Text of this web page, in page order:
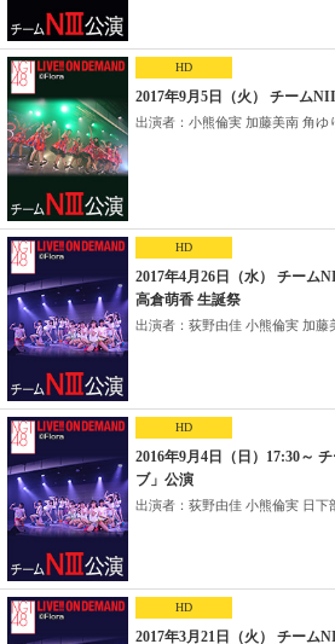
HD
2017年9月5日（火） チーム
出演者：小熊倫実 加藤美南 角ゆ
HD
2017年4月26日（水） チーム
高倉萌香 生誕祭
出演者：荻野由佳 小熊倫実 加藤
HD
2016年9月4日（日）17:30～
ブ」公演
出演者：荻野由佳 小熊倫実 日下
HD
2017年3月21日（火） チーム